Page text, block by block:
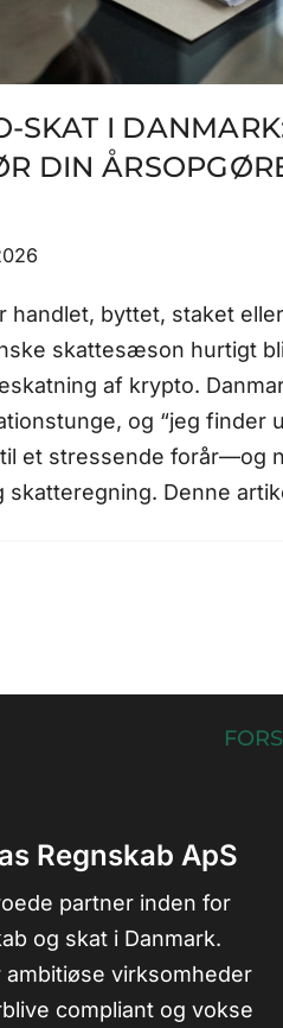
SKAT I
DIN
handlet, byttet, staket
skattesæson hurtigt
af krypto.
og “jeg finder
et stressende forår—og
skatteregning. Denne
Regnskab ApS
partner inden for
og skat i Danmark.
virksomheder
compliant og vokse